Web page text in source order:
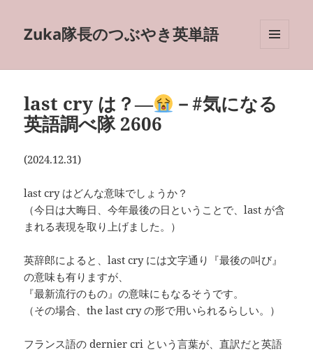
Zuka隊長のつぶやき英単語
ーとウ
last cry は？―
－#気になる
英語調べ隊 2606
(2024.12.31)
last cry はどんな意味でしょうか？
（今日は大晦日、今年最後の日ということで、last が含
まれる表現を取り上げました。）
英辞郎によると、last cry には文字通り『最後の叫び』
の意味も有りますが、
『最新流行のもの』の意味にもなるそうです。
（その場合、the last cry の形で用いられるらしい。）
フランス語の dernier cri という言葉が、直訳だと英語